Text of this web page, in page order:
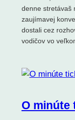
denne stretávaš
zaujímavej
dostali cez
vodičov vo
O minúte